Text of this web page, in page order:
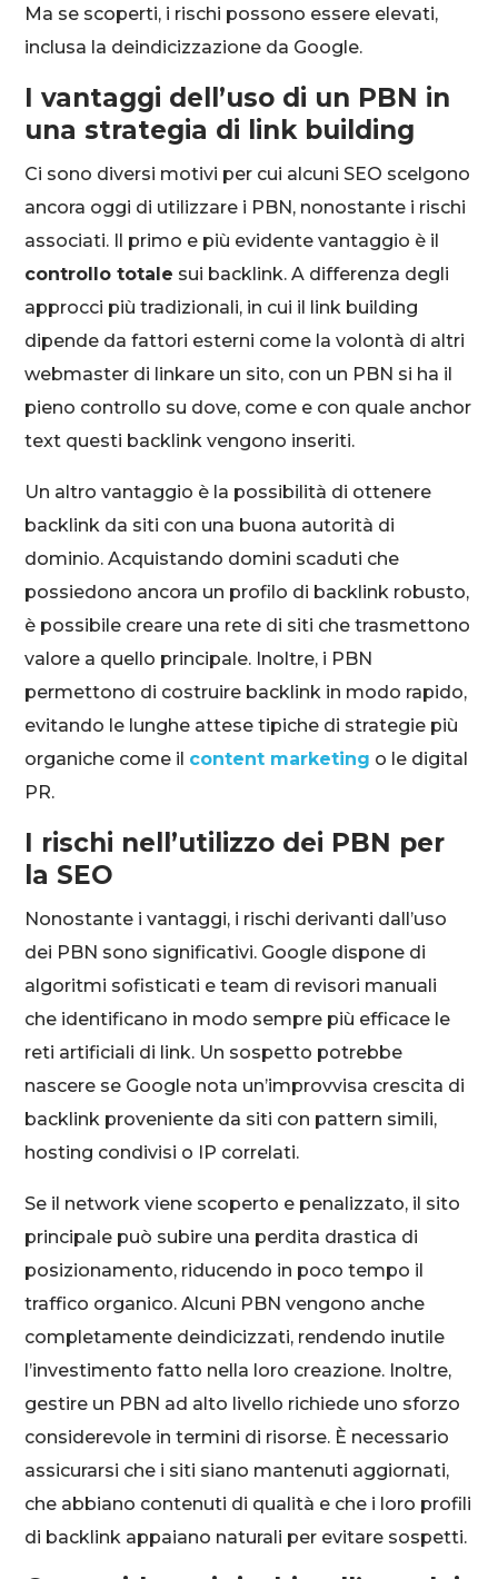
Ma se scoperti, i rischi possono essere elevati,
inclusa la deindicizzazione da Google.
I vantaggi dell’uso di un PBN in
una strategia di link building
Ci sono diversi motivi per cui alcuni SEO scelgono
ancora oggi di utilizzare i PBN, nonostante i rischi
associati. Il primo e più evidente vantaggio è il
controllo totale sui backlink. A differenza degli
approcci più tradizionali, in cui il link building
dipende da fattori esterni come la volontà di altri
webmaster di linkare un sito, con un PBN si ha il
pieno controllo su dove, come e con quale anchor
text questi backlink vengono inseriti.
Un altro vantaggio è la possibilità di ottenere
backlink da siti con una buona autorità di
dominio. Acquistando domini scaduti che
possiedono ancora un profilo di backlink robusto,
è possibile creare una rete di siti che trasmettono
valore a quello principale. Inoltre, i PBN
permettono di costruire backlink in modo rapido,
evitando le lunghe attese tipiche di strategie più
organiche come il content marketing o le digital
PR.
I rischi nell’utilizzo dei PBN per
la SEO
Nonostante i vantaggi, i rischi derivanti dall’uso
dei PBN sono significativi. Google dispone di
algoritmi sofisticati e team di revisori manuali
che identificano in modo sempre più efficace le
reti artificiali di link. Un sospetto potrebbe
nascere se Google nota un’improvvisa crescita di
backlink proveniente da siti con pattern simili,
hosting condivisi o IP correlati.
Se il network viene scoperto e penalizzato, il sito
principale può subire una perdita drastica di
posizionamento, riducendo in poco tempo il
traffico organico. Alcuni PBN vengono anche
completamente deindicizzati, rendendo inutile
l’investimento fatto nella loro creazione. Inoltre,
gestire un PBN ad alto livello richiede uno sforzo
considerevole in termini di risorse. È necessario
assicurarsi che i siti siano mantenuti aggiornati,
che abbiano contenuti di qualità e che i loro profili
di backlink appaiano naturali per evitare sospetti.